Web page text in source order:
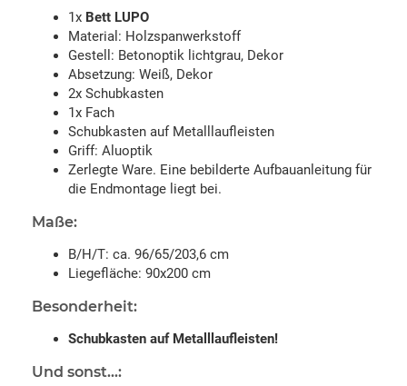
1x Bett LUPO
Material: Holzspanwerkstoff
Gestell: Betonoptik lichtgrau, Dekor
Absetzung: Weiß, Dekor
2x Schubkasten
1x Fach
Schubkasten auf Metalllaufleisten
Griff: Aluoptik
Zerlegte Ware. Eine bebilderte Aufbauanleitung für
die Endmontage liegt bei.
Maße:
B/H/T: ca. 96/65/203,6 cm
Liegefläche: 90x200 cm
Besonderheit:
Schubkasten auf Metalllaufleisten!
Und sonst...: